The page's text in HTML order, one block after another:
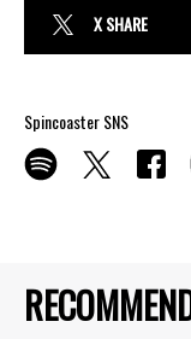
X SHARE
Spincoaster SNS